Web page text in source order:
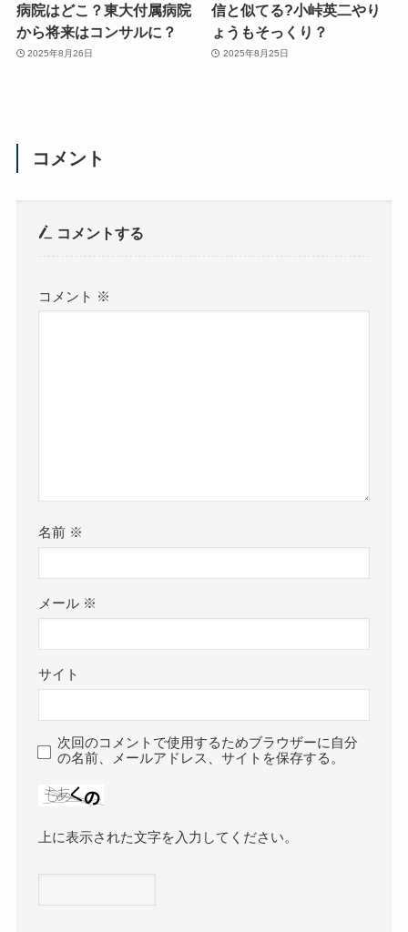
病院はどこ？東大付属病院
から将来はコンサルに？
2025年8月26日
信と似てる?小峠英二やり
ょうもそっくり？
2025年8月25日
コメント
コメントする
コメント ※
名前 ※
メール ※
サイト
次回のコメントで使用するためブラウザーに自分
の名前、メールアドレス、サイトを保存する。
上に表示された文字を入力してください。